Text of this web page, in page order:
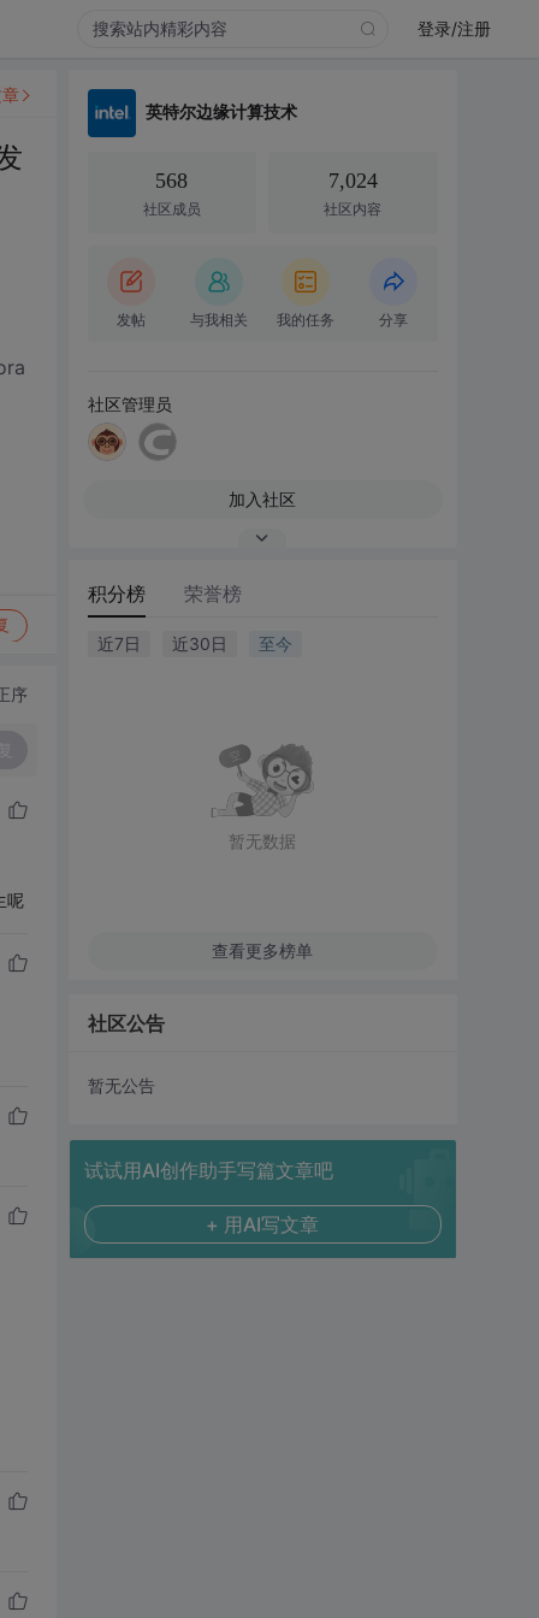
登录/注册
序
呢
英特尔边缘计算技术
568
社区成员
7,024
社区内容
发帖 与我相关 我的任务 分享
社区管理员
加入社区
积分榜 荣誉榜
近7日 近30日 至今
暂无数据
查看更多榜单
社区公告
暂无公告
试试用AI创作助手写篇文章吧
+ 用AI写文章